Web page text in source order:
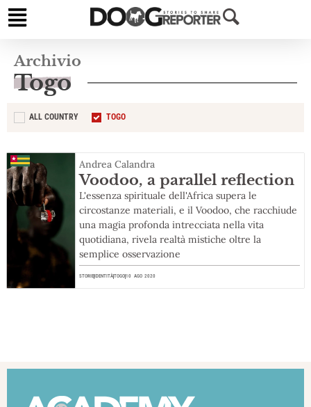
Archivio
Togo
ALL COUNTRY TOGO
Andrea Calandra
Voodoo, a parallel reflection
L'essenza spirituale dell'Africa supera le
circostanze materiali, e il Voodoo, che racchiude
una magia profonda intrecciata nella vita
quotidiana, rivela realtà mistiche oltre la
semplice osservazione
STORIE IDENTITÀTOGO10 AGO 2020